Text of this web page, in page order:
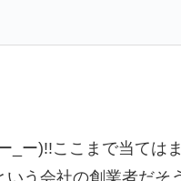
_ー)!!ここまで当ては
いう会社の創業者だそ